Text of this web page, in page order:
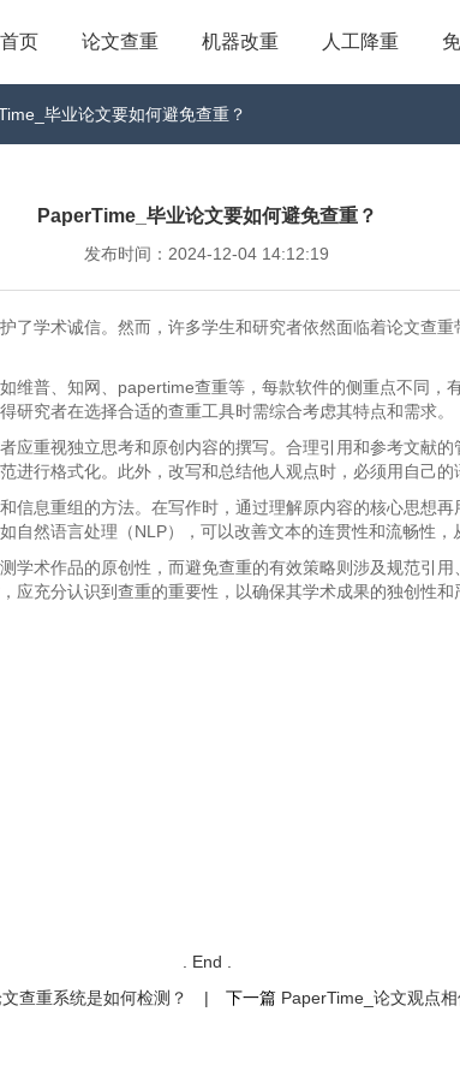
首页 论文查重 机器改重 人工降重
毕业论文要如何避免查重？
PaperTime_毕业论文要如何避免查重？
发布时间：2024-12-04 14:12:19
了学术诚信。然而，许多学生和研究者依然面临着论文查
维普、知网、papertime查重等，每款软件的侧重点不同，
研究者在选择合适的查重工具时需综合考虑其特点和需求。
应重视独立思考和原创内容的撰写。合理引用和参考文献
进行格式化。此外，改写和总结他人观点时，必须用自己的
信息重组的方法。在写作时，通过理解原内容的核心思想
自然语言处理（NLP），可以改善文本的连贯性和流畅性，
学术作品的原创性，而避免查重的有效策略则涉及规范引
应充分认识到查重的重要性，以确保其学术成果的独创性和
. End .
查重系统是如何检测？ | 下一篇 PaperTime_论文观点